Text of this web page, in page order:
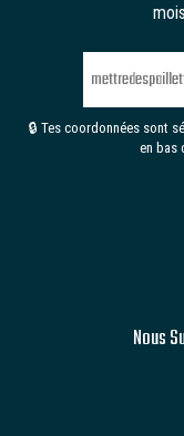
🔒 Tes coordonnées sont
en bas
Nous